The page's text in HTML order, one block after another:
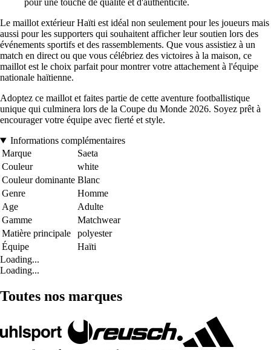
pour une touche de qualité et d'authenticité.
Le maillot extérieur Haïti est idéal non seulement pour les joueurs mais
aussi pour les supporters qui souhaitent afficher leur soutien lors des
événements sportifs et des rassemblements. Que vous assistiez à un
match en direct ou que vous célébriez des victoires à la maison, ce
maillot est le choix parfait pour montrer votre attachement à l'équipe
nationale haïtienne.
Adoptez ce maillot et faites partie de cette aventure footballistique
unique qui culminera lors de la Coupe du Monde 2026. Soyez prêt à
encourager votre équipe avec fierté et style.
Informations complémentaires
Marque
Saeta
Couleur
white
Couleur dominante Blanc
Genre
Homme
Age
Adulte
Gamme
Matchwear
Matière principale
polyester
Équipe
Haïti
Loading...
Loading...
Toutes nos marques